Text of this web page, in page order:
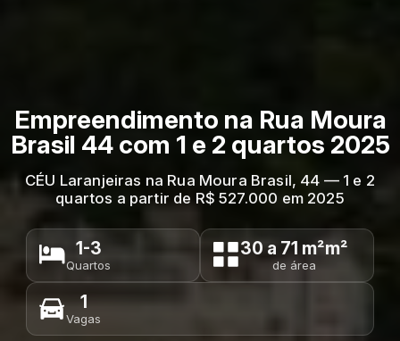
Empreendimento na Rua Moura
Brasil 44 com 1 e 2 quartos 2025
CÉU Laranjeiras na Rua Moura Brasil, 44 — 1 e 2
quartos a partir de R$ 527.000 em 2025
1-3
Quartos
30 a 71 m²m²
de área
1
Vagas